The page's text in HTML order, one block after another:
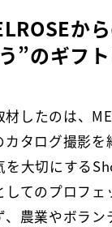
か
”のギフト
したのは、
タログ撮影を
を大切にする
してのプロフェ
、農業やボラン